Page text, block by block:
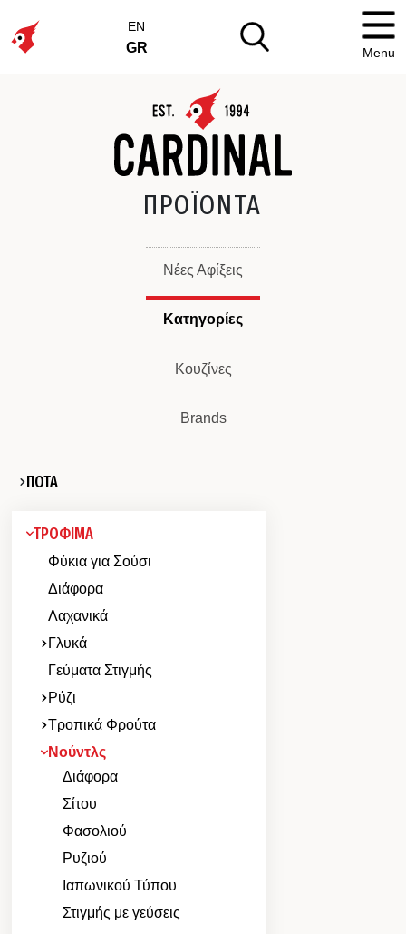
EN
GR Menu
ΠΡΟΪΟΝΤΑ
Νέες Αφίξεις
Κατηγορίες
Κουζίνες
Brands
ΠΟΤΑ
ΤΡΟΦΙΜΑ
Φύκια για Σούσι
Διάφορα
Λαχανικά
Γλυκά
Γεύματα Στιγμής
Ρύζι
Τροπικά Φρούτα
Νούντλς
Διάφορα
Σίτου
Φασολιού
Ρυζιού
Ιαπωνικού Τύπου
Στιγμής με γεύσεις